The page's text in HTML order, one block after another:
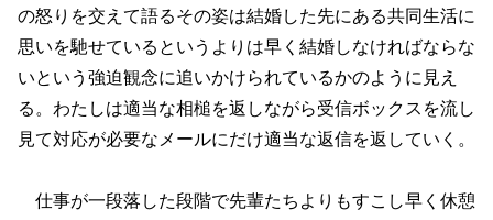
の怒りを交えて語るその姿は結婚した先にある共同生活に
思いを馳せているというよりは早く結婚しなければならな
いという強迫観念に追いかけられているかのように見え
る。わたしは適当な相槌を返しながら受信ボックスを流し
見て対応が必要なメールにだけ適当な返信を返していく。
仕事が一段落した段階で先輩たちよりもすこし早く休憩